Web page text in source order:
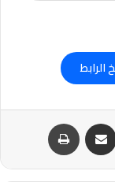
الرابط
تيلقرام مشاركة عبر البريد